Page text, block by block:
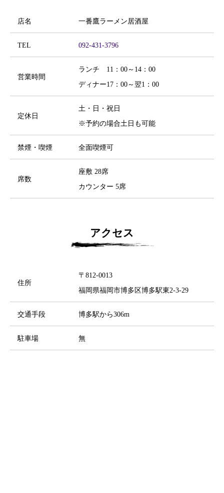
店名 一番鷹ラーメン居酒屋
TEL 092-431-3796
営業時間
ランチ 11：00～14：00
ディナー17：00～翌1：00
定休日
土・日・祝日
※予約の場合土日も可能
禁煙・喫煙 全面喫煙可
席数
座敷 28席
カウンター 5席
アクセス
住所
〒812-0013
福岡県福岡市博多区博多駅東2-3-29
交通手段 博多駅から306m
駐車場 無